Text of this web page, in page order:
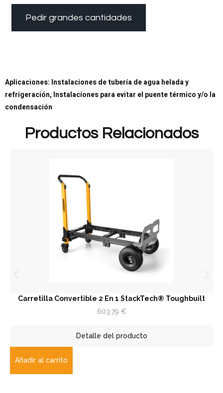
Pedir grandes cantidades
Aplicaciones: Instalaciones de tubería de agua helada y
refrigeración, Instalaciones para evitar el puente térmico y/o la
condensación
Productos Relacionados
2 En 1 StackTech® Toughbuilt
Detalle del producto
Trampilla De